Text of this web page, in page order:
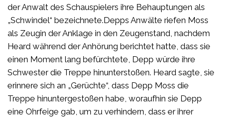
der Anwalt des Schauspielers ihre Behauptungen als
„Schwindel“ bezeichnete.Depps Anwälte riefen Moss
als Zeugin der Anklage in den Zeugenstand, nachdem
Heard während der Anhörung berichtet hatte, dass sie
einen Moment lang befürchtete, Depp würde ihre
Schwester die Treppe hinunterstoßen. Heard sagte, sie
erinnere sich an „Gerüchte“, dass Depp Moss die
Treppe hinuntergestoßen habe, woraufhin sie Depp
eine Ohrfeige gab, um zu verhindern, dass er ihrer